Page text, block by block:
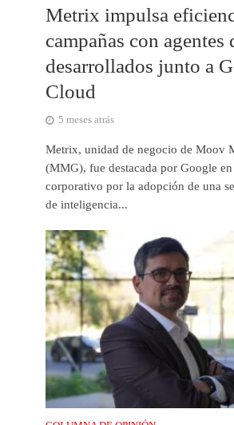
Metrix impulsa
campañas con agentes
desarrollados junto a
Cloud
5 meses atrás
Metrix, unidad de negocio de Moov
(MMG), fue destacada por Google
corporativo por la adopción de una
de inteligencia...